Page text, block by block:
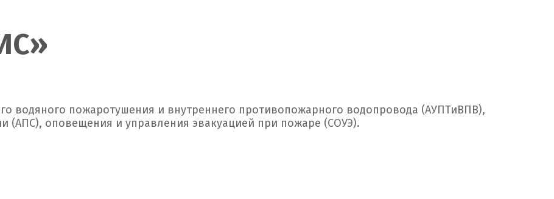
водяного пожаротушения и внутреннего противопожарного водопровода (АУПТиВПВ),
(АПС), оповещения и управления эвакуацией при пожаре (СОУЭ).